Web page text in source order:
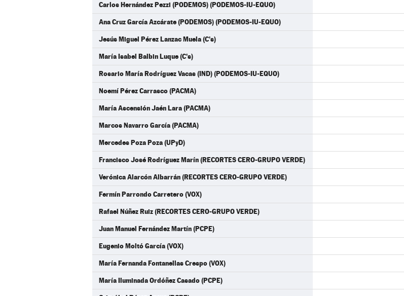
Carlos Hernández Pezzi (PODEMOS) (PODEMOS-IU-EQUO)
Ana Cruz García Azcárate (PODEMOS) (PODEMOS-IU-EQUO)
Jesús Miguel Pérez Lanzac Muela (C's)
María Isabel Balbin Luque (C's)
Rosario María Rodríguez Vacas (IND) (PODEMOS-IU-EQUO)
Noemí Pérez Carrasco (PACMA)
María Ascensión Jaén Lara (PACMA)
Marcos Navarro García (PACMA)
Mercedes Poza Poza (UPyD)
Francisco José Rodríguez Marín (RECORTES CERO-GRUPO VERDE)
Verónica Alarcón Albarrán (RECORTES CERO-GRUPO VERDE)
Fermín Parrondo Carretero (VOX)
Rafael Núñez Ruiz (RECORTES CERO-GRUPO VERDE)
Juan Manuel Fernández Martín (PCPE)
Eugenio Moltó García (VOX)
María Fernanda Fontanellas Crespo (VOX)
María Iluminada Ordóñez Casado (PCPE)